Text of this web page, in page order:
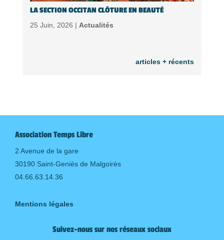
LA SECTION OCCITAN CLÔTURE EN BEAUTÉ
25 Juin, 2026 | Actualités
articles + récents
Association Temps Libre
2 Avenue de la gare
30190 Saint-Geniès de Malgoirès
04.66.63.14.36
Mentions légales
Suivez-nous sur nos réseaux sociaux